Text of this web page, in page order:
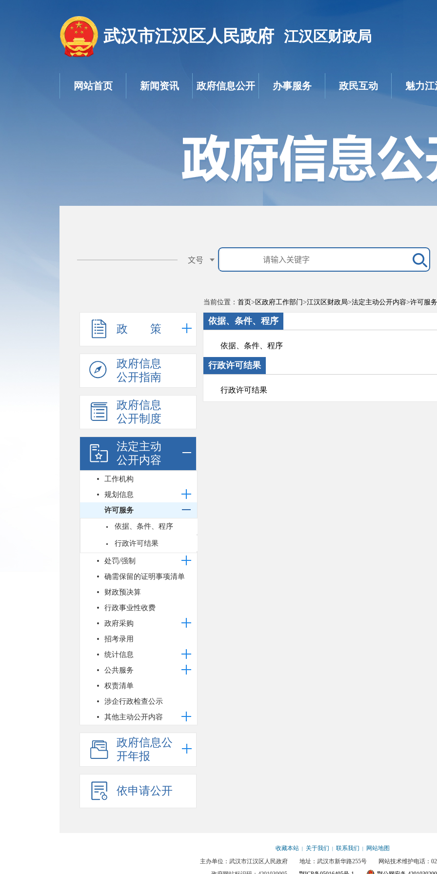
武汉市江汉区人民政府 江汉区财政局
网站首页 新闻资讯 政府信息公开 办事服务 政民互动 魅力江
政 策
政府信息
公开指南
政府信息
公开制度
法定主动
公开内容
工作机构
规划信息
许可服务
依据、条件、程序
行政许可结果
处罚/强制
确需保留的证明事项清单
财政预决算
行政事业性收费
政府采购
招考录用
统计信息
公共服务
权责清单
涉企行政检查公示
其他主动公开内容
政府信息公
开年报
依申请公开
当前位置： 首页> 区政府工作部门>江汉区财政局>法定主动公开内容>许可服务
依据、条件、程序
依据、条件、程序
行政许可结果
行政许可结果
收藏本站 关于我们 联系我们
网站地图
主办单位：武汉市江汉区人民政府 地址：武汉市新华路255号 网站技术维护电话：